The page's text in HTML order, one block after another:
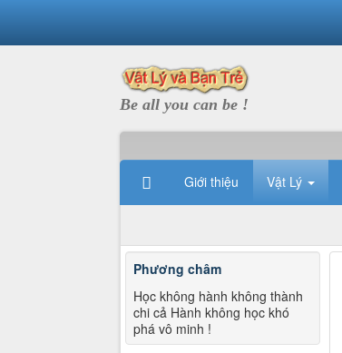
Be all you can be !
Giới thiệu Vật Lý
Phương châm
Học không hành không thành
chi cả Hành không học khó
phá vô minh !